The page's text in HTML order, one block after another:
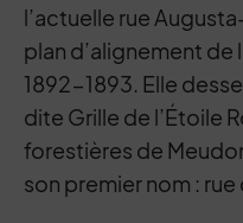
l’actuelle rue
plan d’alignement de
1892-1893. Elle
dite Grille de l’Étoile
forestières de
son premier nom :